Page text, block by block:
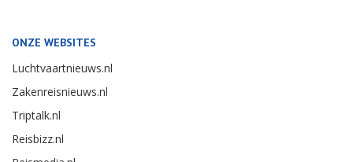
ONZE WEBSITES
Luchtvaartnieuws.nl
Zakenreisnieuws.nl
Triptalk.nl
Reisbizz.nl